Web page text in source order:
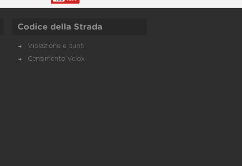
Codice della Strada
Violazione e punti
Censimento Velox